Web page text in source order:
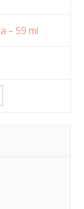
– 59 ml